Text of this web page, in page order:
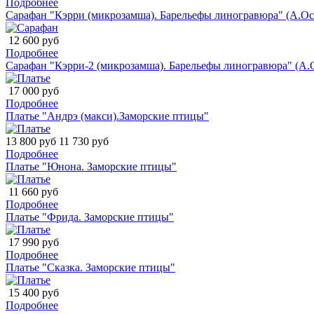
Сарафан "Кэрри (микрозамша). Барельефы линогравюра"
12 600 руб
Подробнее
Сарафан "Кэрри-2 (микрозамша). Барельефы линогравюра"
17 000 руб
Подробнее
Платье "Андрэ (макси).Заморские птицы"
13 800 руб 11 730 руб
Подробнее
Платье "Юнона. Заморские птицы"
11 660 руб
Подробнее
Платье "Фрида. Заморские птицы"
17 990 руб
Подробнее
Платье "Сказка. Заморские птицы"
15 400 руб
Подробнее